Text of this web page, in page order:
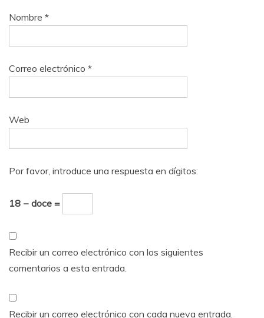
Nombre *
Correo electrónico *
Web
Por favor, introduce una respuesta en dígitos:
18 − doce =
Recibir un correo electrónico con los siguientes
comentarios a esta entrada.
Recibir un correo electrónico con cada nueva entrada.